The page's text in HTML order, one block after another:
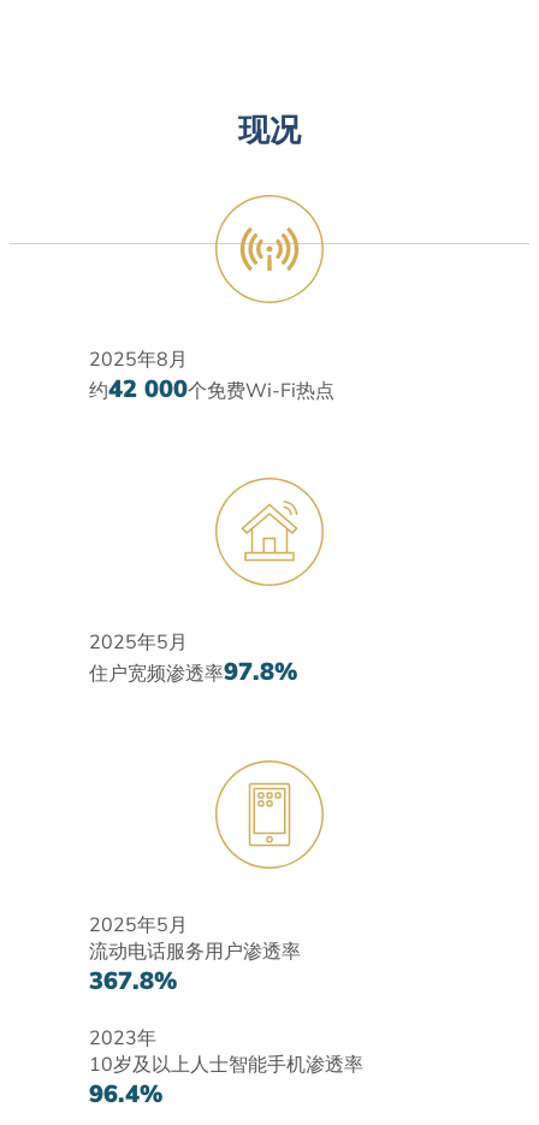
现况
2025年8月
约42 000个免费Wi-Fi热点
2025年5月
住户宽频渗透率97.8%
2025年5月
流动电话服务用户渗透率
367.8%
2023年
10岁及以上人士智能手机渗透率
96.4%